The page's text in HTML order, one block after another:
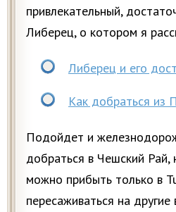
привлекательный,
Либерец, о котором я
Либерец и его
Как добраться из
Подойдет и
добраться в Чешский Рай,
можно прибыть только в
пересаживаться на другие